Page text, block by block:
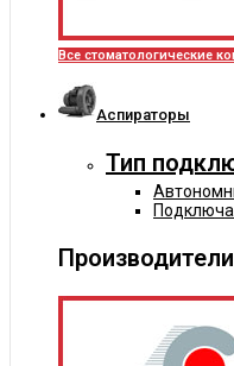
Все стоматологические
Аспираторы
Тип